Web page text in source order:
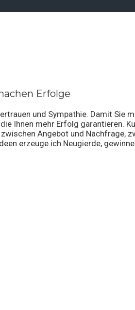
Erfolge
und Sympathie. Damit Sie
Ihnen mehr Erfolg garantieren.
Angebot und Nachfrage,
erzeuge ich Neugierde,